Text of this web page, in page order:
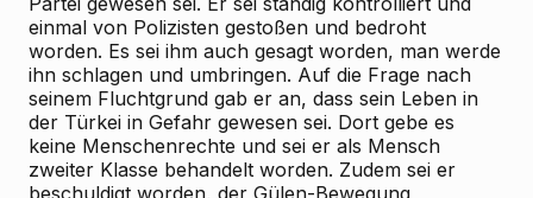
einmal von Polizisten gestoßen und bedroht
worden. Es sei ihm auch gesagt worden, man werde
ihn schlagen und umbringen. Auf die Frage nach
seinem Fluchtgrund gab er an, dass sein Leben in
der Türkei in Gefahr gewesen sei. Dort gebe es
keine Menschenrechte und sei er als Mensch
zweiter Klasse behandelt worden. Zudem sei er
beschuldigt worden, der Gülen-Bewegung